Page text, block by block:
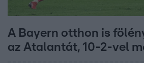
A Bayern otthon is
az Atalantát, 10-2-vel